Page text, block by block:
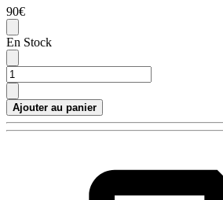
90€
En Stock
Ajouter au panier